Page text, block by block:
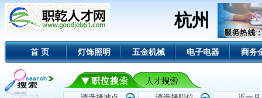
杭州
首 页 灯饰照明 五金机械 电子电器 商务